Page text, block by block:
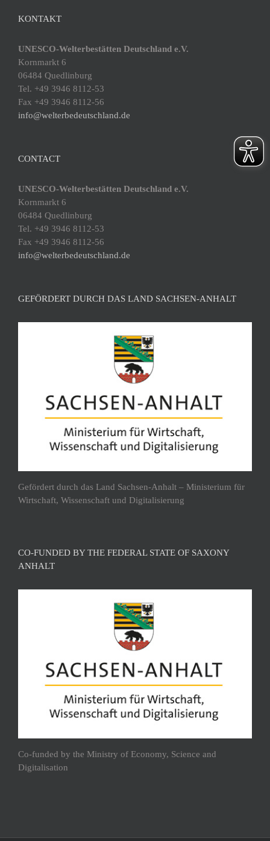
KONTAKT
UNESCO-Welterbestätten Deutschland e.V.
Kornmarkt 6
06484 Quedlinburg
Tel. +49 3946 8112-53
Fax +49 3946 8112-56
info@welterbedeutschland.de
CONTACT
UNESCO-Welterbestätten Deutschland e.V.
Kornmarkt 6
06484 Quedlinburg
Tel. +49 3946 8112-53
Fax +49 3946 8112-56
info@welterbedeutschland.de
GEFÖRDERT DURCH DAS LAND SACHSEN-ANHALT
Gefördert durch das Land Sachsen-Anhalt – Ministerium für
Wirtschaft, Wissenschaft und Digitalisierung
CO-FUNDED BY THE FEDERAL STATE OF SAXONY
ANHALT
Co-funded by the Ministry of Economy, Science and
Digitalisation